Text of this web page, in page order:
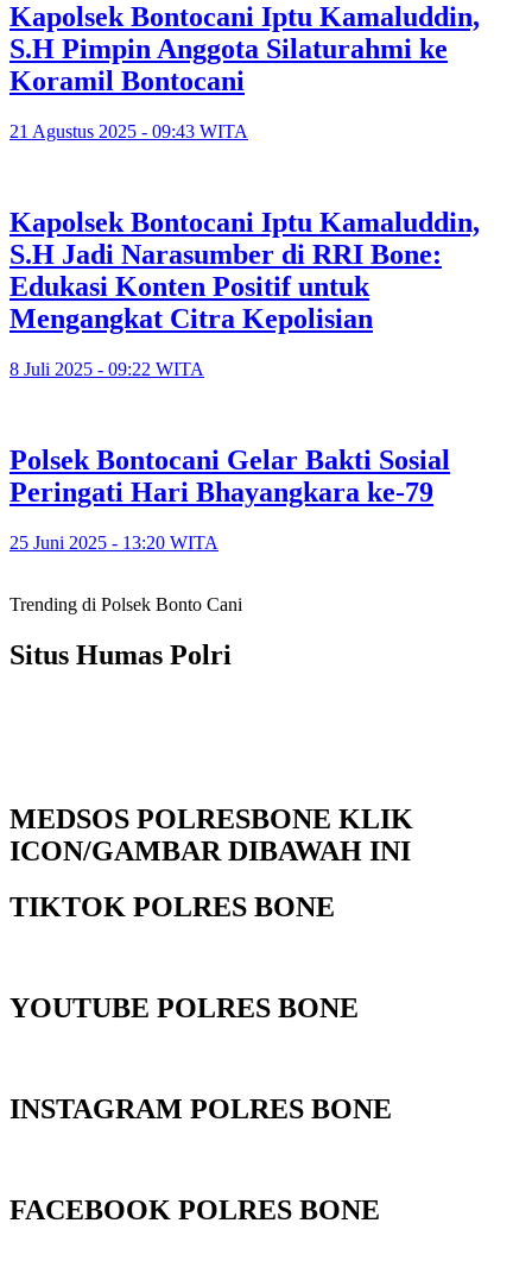
Kapolsek Bontocani Iptu Kamaluddin,
S.H Pimpin Anggota Silaturahmi ke
Koramil Bontocani
21 Agustus 2025 - 09:43 WITA
Kapolsek Bontocani Iptu Kamaluddin,
S.H Jadi Narasumber di RRI Bone:
Edukasi Konten Positif untuk
Mengangkat Citra Kepolisian
8 Juli 2025 - 09:22 WITA
Polsek Bontocani Gelar Bakti Sosial
Peringati Hari Bhayangkara ke-79
25 Juni 2025 - 13:20 WITA
Trending di Polsek Bonto Cani
Situs Humas Polri
MEDSOS POLRESBONE KLIK
ICON/GAMBAR DIBAWAH INI
TIKTOK POLRES BONE
YOUTUBE POLRES BONE
INSTAGRAM POLRES BONE
FACEBOOK POLRES BONE